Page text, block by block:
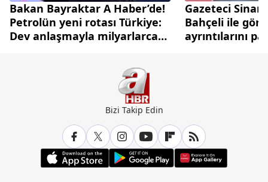
Bakan Bayraktar A Haber’de!
Petrolün yeni rotası Türkiye:
Dev anlaşmayla milyarlarca
Gazeteci
Bahçeli ile
ayrıntılarını
Bizi Takip Edin